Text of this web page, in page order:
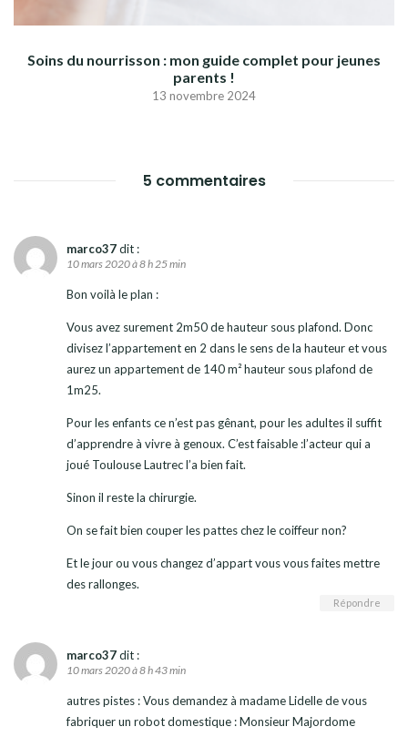
Soins du nourrisson : mon guide complet pour jeunes
parents !
13 novembre 2024
5 commentaires
marco37dit :
10 mars 2020 à 8 h 25 min
Bon voilà le plan :
Vous avez surement 2m50 de hauteur sous plafond. Donc
divisez l’appartement en 2 dans le sens de la hauteur et vous
aurez un appartement de 140 m² hauteur sous plafond de
1m25.
Pour les enfants ce n’est pas gênant, pour les adultes il suffit
d’apprendre à vivre à genoux. C’est faisable :l’acteur qui a
joué Toulouse Lautrec l’a bien fait.
Sinon il reste la chirurgie.
On se fait bien couper les pattes chez le coiffeur non?
Et le jour ou vous changez d’appart vous vous faites mettre
des rallonges.
Répondre
marco37dit :
10 mars 2020 à 8 h 43 min
autres pistes : Vous demandez à madame Lidelle de vous
fabriquer un robot domestique : Monsieur Majordome